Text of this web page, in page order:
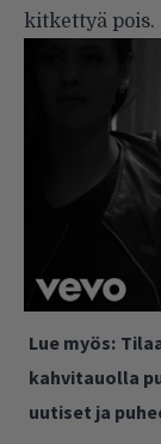
kitkettyä pois.
Lue myös:
kahvitauolla
uutiset ja